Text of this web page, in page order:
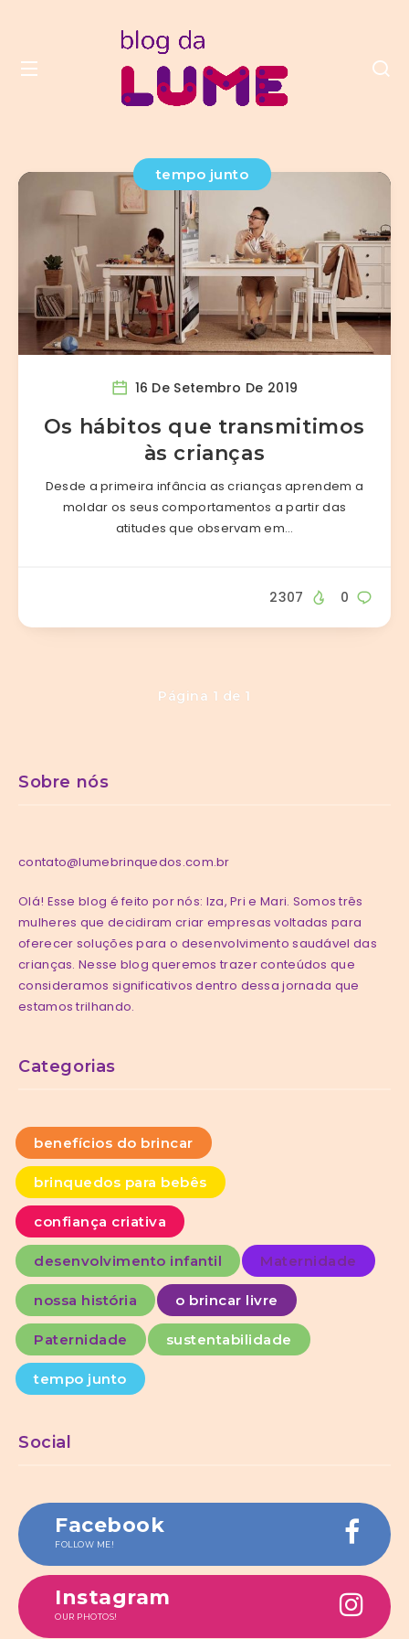
tempo junto
16 De Setembro De 2019
Os hábitos que transmitimos
às crianças
Desde a primeira infância as crianças aprendem a
moldar os seus comportamentos a partir das
atitudes que observam em…
0
2307
Página 1 de 1
Sobre nós
contato@lumebrinquedos.com.br
Olá! Esse blog é feito por nós: Iza, Pri e Mari. Somos três
mulheres que decidiram criar empresas voltadas para
oferecer soluções para o desenvolvimento saudável das
crianças. Nesse blog queremos trazer conteúdos que
consideramos significativos dentro dessa jornada que
estamos trilhando.
Categorias
benefícios do brincar
brinquedos para bebês
confiança criativa
desenvolvimento infantil Maternidade
nossa história o brincar livre
Paternidade sustentabilidade
tempo junto
Social
Facebook
FOLLOW ME!
Instagram
OUR PHOTOS!